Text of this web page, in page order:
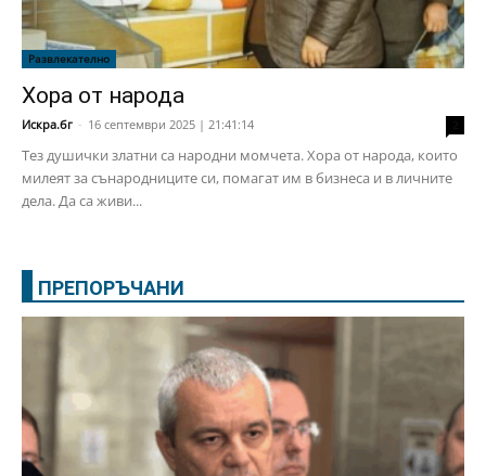
Развлекателно
Хора от народа
Искра.бг - 16 септември 2025 | 21:41:14
Тез душички златни са народни момчета. Хора от народа, които
милеят за сънародниците си, помагат им в бизнеса и в личните
дела. Да са живи...
ПРЕПОРЪЧАНИ